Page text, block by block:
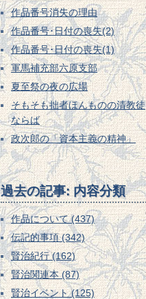
作品番号消失の理由
作品番号･日付の喪失(2)
作品番号･日付の喪失(1)
軍馬補充部六原支部
夏至祭の夜の広場
そもそも拙者ほんものの清教徒
ならば
政次郎の「資本主義の精神」
過去の記事: 内容分類
作品について (437)
伝記的事項 (342)
賢治紀行 (162)
賢治関連本 (87)
賢治イベント (125)